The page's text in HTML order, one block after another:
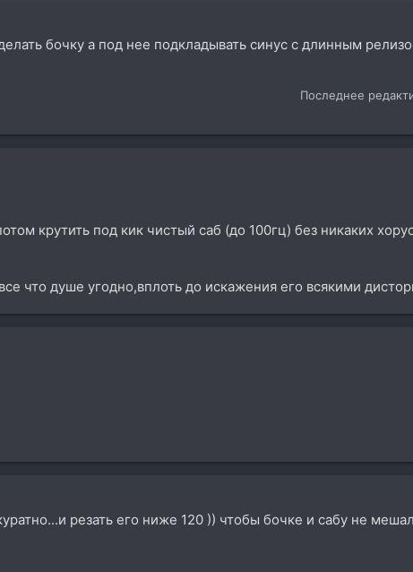
бочку а под нее подкладывать синус с длинным
Последнее
крутить под кик чистый саб (до 100гц) без никаких
что душе угодно,вплоть до искажения его всякими
резать его ниже 120 )) чтобы бочке и сабу не